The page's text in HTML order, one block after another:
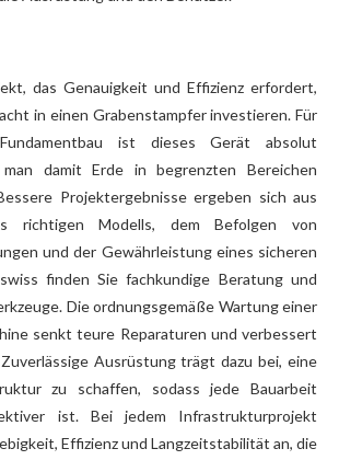
das Genauigkeit und Effizienz erfordert,
in einen Grabenstampfer investieren. Für
ist dieses Gerät absolut
man damit Erde in begrenzten Bereichen
Projektergebnisse ergeben sich aus
richtigen Modells, dem Befolgen von
und der Gewährleistung eines sicheren
finden Sie fachkundige Beratung und
Die ordnungsgemäße Wartung einer
senkt teure Reparaturen und verbessert
Ausrüstung trägt dazu bei, eine
zu schaffen, sodass jede Bauarbeit
ist. Bei jedem Infrastrukturprojekt
Effizienz und Langzeitstabilität an, die